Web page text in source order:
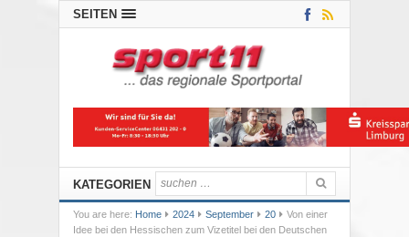
SEITEN
KATEGORIEN
You are here: Home 2024 September 20
Von einer
Idee bei den Hessischen zum Vizetitel bei den Deutschen